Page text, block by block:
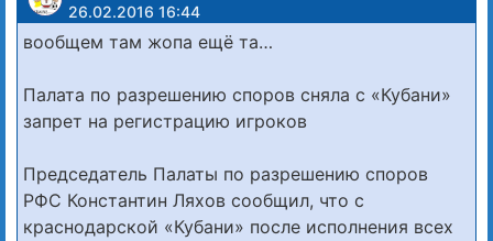
26.02.2016 16:44
вообщем там жопа ещё та…
Палата по разрешению споров сняла с «Кубани»
запрет на регистрацию игроков
Председатель Палаты по разрешению споров
РФС Константин Ляхов сообщил, что с
краснодарской «Кубани» после исполнения всех